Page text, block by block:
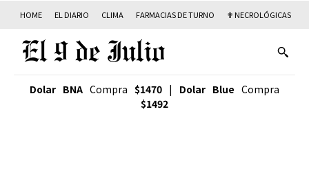
HOME EL DIARIO CLIMA FARMACIAS DE TURNO ✟ NECROLÓGICAS
Dolar BNA Compra $1470 | Dolar Blue Compra
$1492